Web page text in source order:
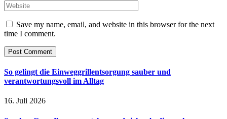
Save my name, email, and website in this browser for the next
time I comment.
So gelingt die Einweggrillentsorgung sauber und
verantwortungsvoll im Alltag
16. Juli 2026